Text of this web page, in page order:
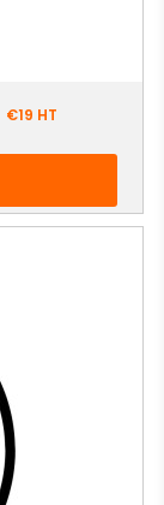
€19 HT